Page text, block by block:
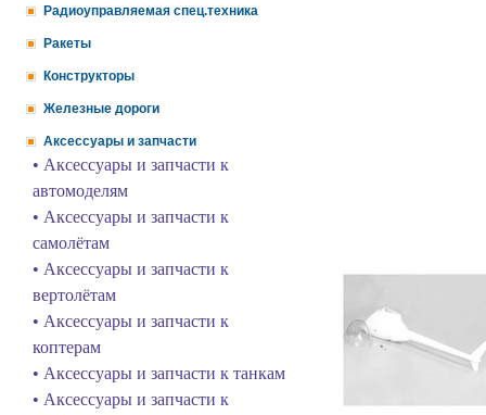
Радиоуправляемая спец.техника
Ракеты
Конструкторы
Железные дороги
Аксессуары и запчасти
• Аксессуары и запчасти к
автомоделям
• Аксессуары и запчасти к
самолётам
• Аксессуары и запчасти к
вертолётам
• Аксессуары и запчасти к
коптерам
• Аксессуары и запчасти к танкам
• Аксессуары и запчасти к